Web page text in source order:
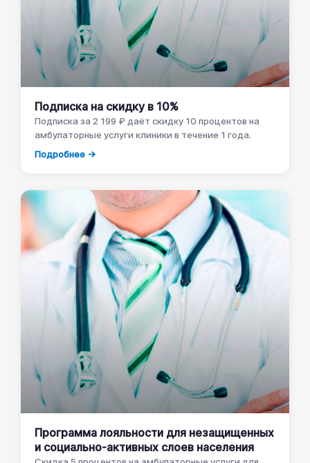
Подписка на скидку в 10%
Подписка за 2 199 ₽ даёт скидку 10 процентов на
амбулаторные услуги клиники в течение 1 года.
Подробнее →
Программа лояльности для незащищенных
и социально-активных слоев населения